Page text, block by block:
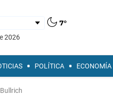
7°
2026
POLÍTICA ECONOMÍA